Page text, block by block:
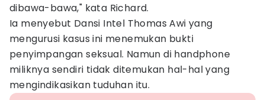
dibawa-bawa," kata Richard.
Ia menyebut Dansi Intel Thomas Awi yang
mengurusi kasus ini menemukan bukti
penyimpangan seksual. Namun di handphone
miliknya sendiri tidak ditemukan hal-hal yang
mengindikasikan tuduhan itu.